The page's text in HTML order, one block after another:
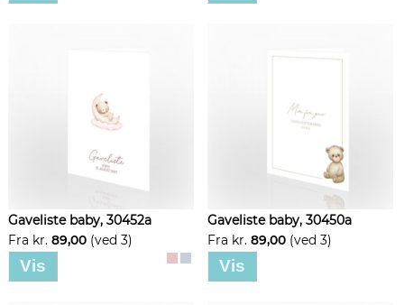
Gaveliste baby, 30452a
Fra kr. 89,00 (ved 3)
Vis
Gaveliste baby, 30450a
Fra kr. 89,00 (ved 3)
Vis